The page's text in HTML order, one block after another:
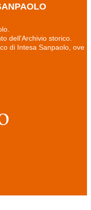
dell'Archivio storico.
di Intesa Sanpaolo, ove